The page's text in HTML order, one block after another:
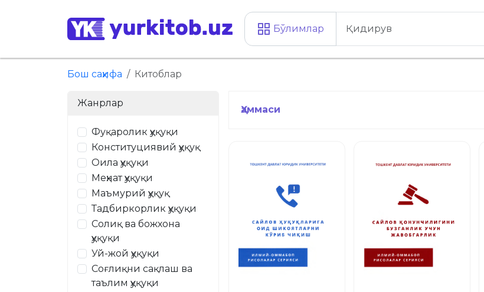
Бўлимлар
Бош саҳифа Китоблар
Жанрлар
Фуқаролик ҳуқуқи
Конституциявий ҳуқуқ
Оила ҳуқуқи
Меҳнат ҳуқуқи
Маъмурий ҳуқуқ
Тадбиркорлик ҳуқуқи
Солиқ ва божхона
ҳуқуқи
Уй-жой ҳуқуқи
Соғлиқни сақлаш ва
таълим ҳуқуқи
Ҳаммаси